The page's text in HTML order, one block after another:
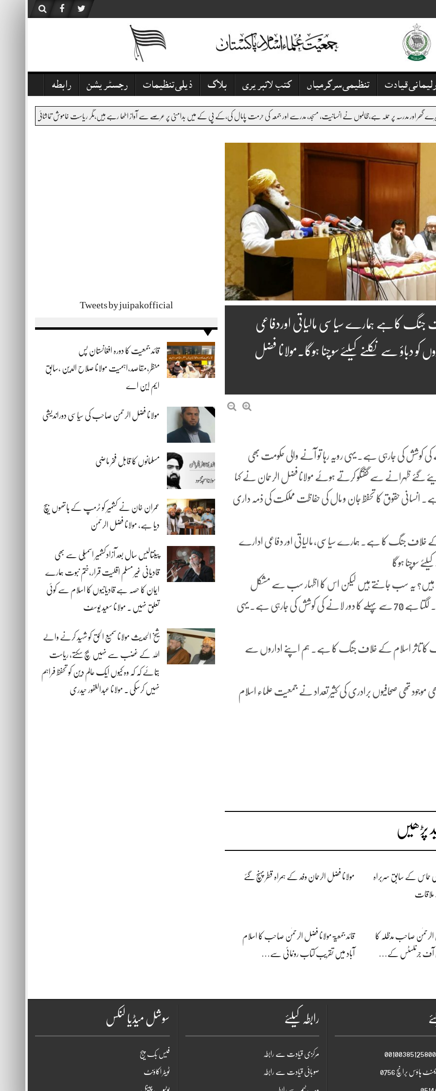
قیادت تنظیمی سرگرمیاں کتب لائبریری بلاگ ذیلی تنظیمات رجسٹریشن رابطہ
ہے،ظالموں نے انسانیت، مسجد، مدرسے اور جمعہ کی حرمت پامال کی،کے پی کے میں بدامنی پر عرصے سے آواز اٹھا رہے ہیں،مگر ریاست خاموش تماشائی ہے،قانون نافذ کرنے والے اداروں کی
Tweets by juipakofficial
قائد جمعیت کا دورہ افغانستان پس
منظر،مقاصد،اہمیت مولانا صلاح الدین ،سابق
ایم این اے
مولانا فضل الرحمن صاحب کی سیاسی دوراندیشی
مسلمانوں کا قابل فخر ماضی
عمران خان نے کشمیر کو ٹرمپ کے ہاتھوں بیچ
دیا ہے، مولانا فضل الرحمٰن
پینتالیس سال بعد آزادکشمیر اسمبلی سے بھی
قادیانی غیر مسلم اقلیت قرار،ختم نبوت ہمارے
ایمان کا حصہ ہے قادیانیوں کا اسلام سے کوئی
تعلق نہیں . مولانا سعید یوسف
شیخ الحدیث مولانا سمیع الحق کو شہید کرنے والے
اللہ کے غضب سے نہیں بچ سکتے، ریاست
بتائے کہ کہ وہ کیوں ایک عالم دین کو تحفظ فراہم
نہیں کرسکی . مولانا عبدالغفور حیدری
جنگ کاہے ہمارے سیاسی مالیاتی اوردفاعی
دباؤ سے نکلنے کیلئےسوچنا ہوگا۔مولانا فضل
کہ 70 سے پہلے کا دور لانے کی کوشش کی جارہی ہے۔ یہی رویہ رہا تو آنے والی حکومت بھی
گئے ظہرانے سے گفتگو کرتے ہوئے مولانا فضل الرحمان نے کہا
انسانی حقوق کا تحفظ جان و مال کی حفاظت مملکت کی ذمہ داری
خلاف جنگ کا ہے۔ ہمارے سیاسی، مالیاتی اور دفاعی ادارے
سوچنا ہوگا
ہیں؟ یہ سب جانتے ہیں لیکن اس کا اظہار سب سے مشکل
ہے۔ سیاستدانوں کو چور ثابت کرنے کی کوشش کی جاری ہے۔ لگتا ہے 70 سے پہلے کا دور لانے کی کوشش کی جارہی ہے۔ یہی
کا تاثر اسلام کے خلاف جنگ کا ہے۔ ہم اپنے اداروں سے
تھی صحافیوں برادری کی کثیر تعداد نے جمعیت علماء اسلام
پڑھیں
کی حماس کے سابق سربراہ
ملاقات
مولانا فضل الرحمان وفد کے ہمراہ قطر پہنچ گئے
الرحمٰن صاحب مدظلہ کا
آف جرنلسٹس کے…
قائد جمعیۃ مولانا فضل الرحمٰن صاحب کا اسلام
آباد میں تقریب کتاب رونمائی سے…
سوشل میڈیا لنکس
فیس بک پیج
ٹویٹر اکاؤنٹ
رابطہ کیلئے
مرکزی قیادت سے رابطہ
صوبائی قیادت سے رابطہ ہاؤس برانچ 0756